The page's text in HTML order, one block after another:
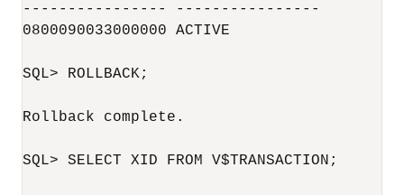
---------------- ----------------
0800090033000000 ACTIVE
SQL> ROLLBACK;
Rollback complete.
SQL> SELECT XID FROM V$TRANSACTION;